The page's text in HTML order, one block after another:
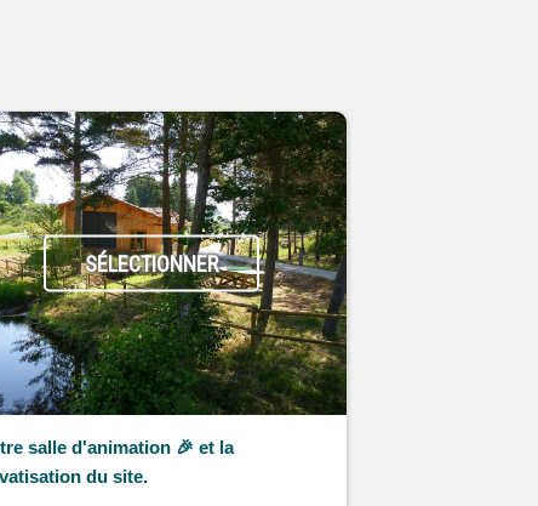
SÉLECTIONNER
salle d'animation 🎉 et la
du site.